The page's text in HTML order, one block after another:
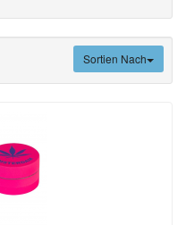
Sortien Nach